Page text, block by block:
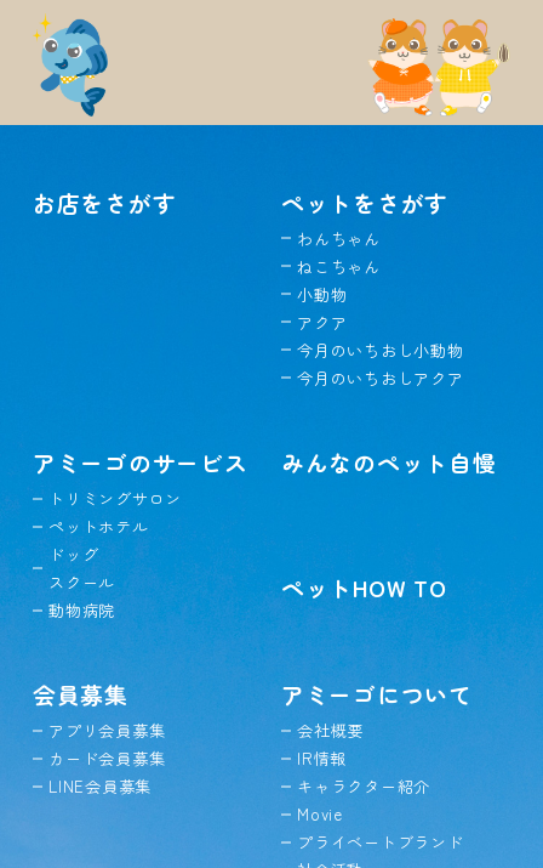
お店をさがす ペットをさがす
わんちゃん
ねこちゃん
小動物
アクア
今月のいちおし小動物
今月のいちおしアクア
アミーゴのサービス
トリミングサロン
ペットホテル
ドッグ
スクール
動物病院
みんなのペット自慢
ペットHOW TO
会員募集
アプリ会員募集
カード会員募集
LINE会員募集
アミーゴについて
会社概要
IR情報
キャラクター紹介
Movie
プライベートブランド